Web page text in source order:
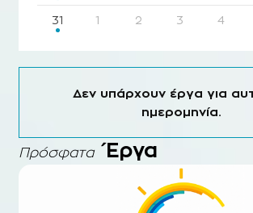
31 1 2 3 4
Δεν υπάρχουν έργα για
ημερομηνία.
Πρόσφατα Έργα